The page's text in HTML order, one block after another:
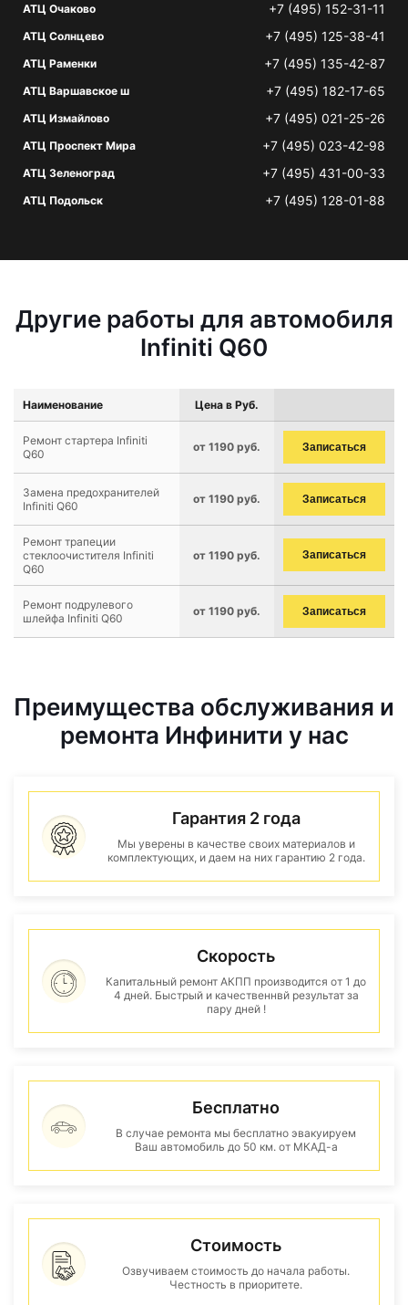
АТЦ Очаково +7 (495) 152-31-11
АТЦ Солнцево +7 (495) 125-38-41
АТЦ Раменки +7 (495) 135-42-87
АТЦ Варшавское ш +7 (495) 182-17-65
АТЦ Измайлово +7 (495) 021-25-26
АТЦ Проспект Мира +7 (495) 023-42-98
АТЦ Зеленоград +7 (495) 431-00-33
АТЦ Подольск +7 (495) 128-01-88
Другие работы для автомобиля
Infiniti Q60
Наименование Цена в Руб.
Ремонт стартера Infiniti
Q60
от 1190 руб. Записаться
Замена предохранителей
Infiniti Q60
от 1190 руб. Записаться
Ремонт трапеции
стеклоочистителя Infiniti
Q60
от 1190 руб. Записаться
Ремонт подрулевого
шлейфа Infiniti Q60
от 1190 руб. Записаться
Преимущества обслуживания и
ремонта Инфинити у нас
Гарантия 2 года
Мы уверены в качестве своих материалов и
комплектующих, и даем на них гарантию 2 года.
Скорость
Капитальный ремонт АКПП производится от 1 до
4 дней. Быстрый и качественнвй результат за
пару дней !
Бесплатно
В случае ремонта мы бесплатно эвакуируем
Ваш автомобиль до 50 км. от МКАД-а
Стоимость
Озвучиваем стоимость до начала работы.
Честность в приоритете.